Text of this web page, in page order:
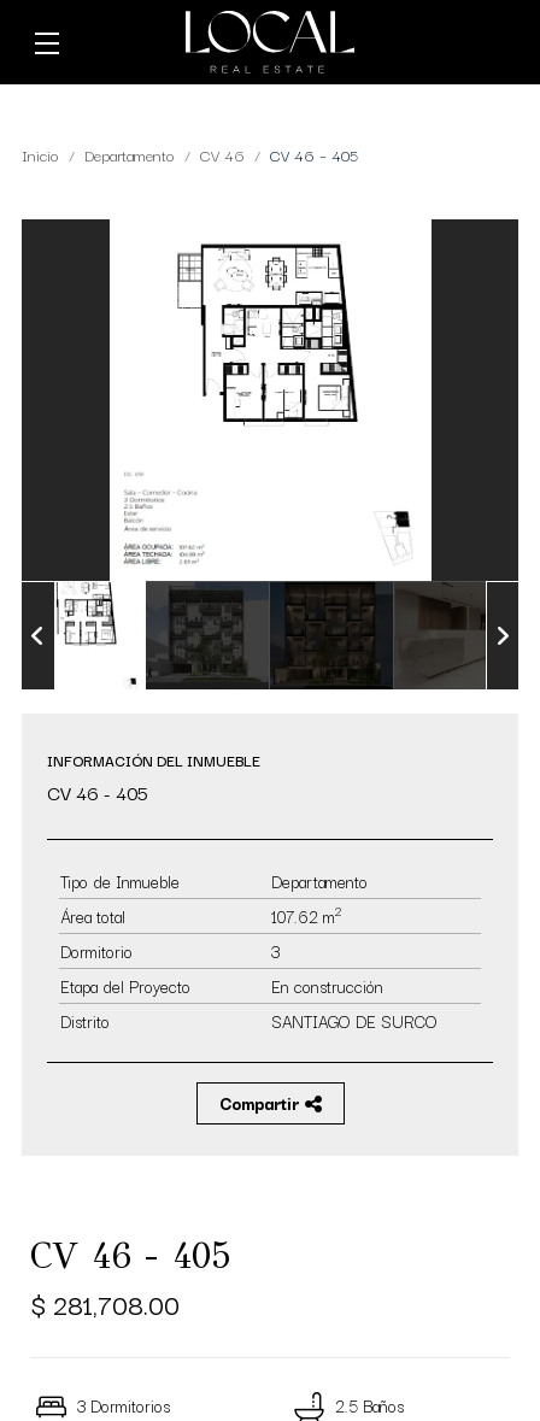
Inicio Departamento CV 46 CV 46 – 405
INFORMACIÓN DEL INMUEBLE
CV 46 - 405
Tipo de Inmueble
Departamento
Área total
107.62 m2
Dormitorio
3
Etapa del Proyecto
En construcción
Distrito
SANTIAGO DE SURCO
Compartir
CV 46 - 405
$ 281,708.00
3 Dormitorios 2.5 Baños